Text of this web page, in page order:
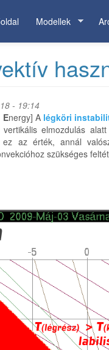
Modellek
- 19:14
Energy] A légköri
elmozdulás
ez az érték, annál
szükséges